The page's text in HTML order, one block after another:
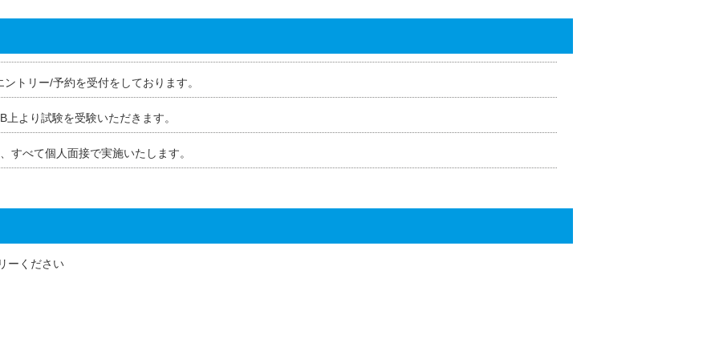
トリー/予約を受付をしております。
上より試験を受験いただきます。
すべて個人面接で実施いたします。
ーください